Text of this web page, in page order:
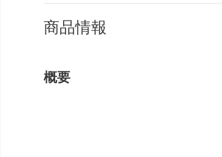
商品情報
概要